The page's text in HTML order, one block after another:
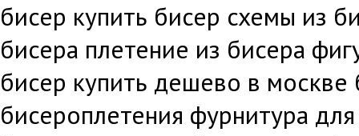
бисер купить бисер схемы из
бисера плетение из бисера
бисер купить дешево в
бисероплетения фурнитура